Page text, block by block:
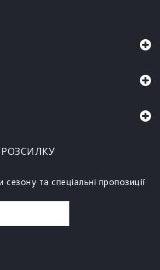
та спеціальні пропозиції